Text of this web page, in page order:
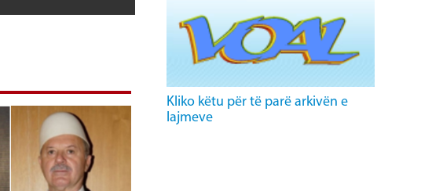
Kliko këtu për të parë arkivën e
lajmeve